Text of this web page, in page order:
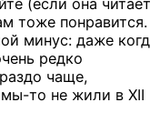
(если она читает
тоже понравится.
минус: даже
редко
чаще,
то не жили в XII